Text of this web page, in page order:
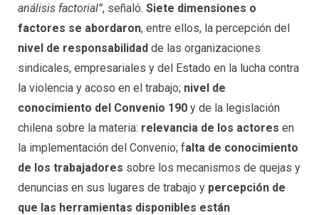
análisis factorial”, señaló. Siete dimensiones o
factores se abordaron, entre ellos, la percepción del
nivel de responsabilidad de las organizaciones
sindicales, empresariales y del Estado en la lucha contra
la violencia y acoso en el trabajo; nivel de
conocimiento del Convenio 190 y de la legislación
chilena sobre la materia: relevancia de los actores en
la implementación del Convenio; falta de conocimiento
de los trabajadores sobre los mecanismos de quejas y
denuncias en sus lugares de trabajo y percepción de
que las herramientas disponibles están